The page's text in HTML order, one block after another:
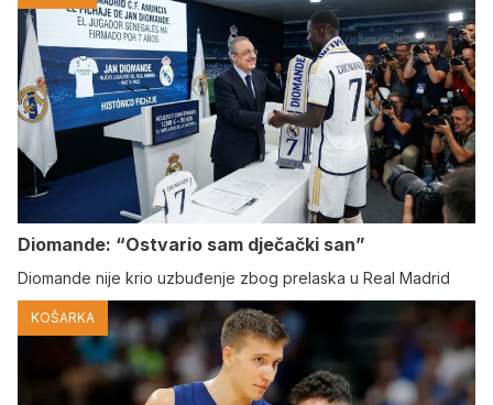
Diomande: “Ostvario sam dječački san”
Diomande nije krio uzbuđenje zbog prelaska u Real Madrid
KOŠARKA